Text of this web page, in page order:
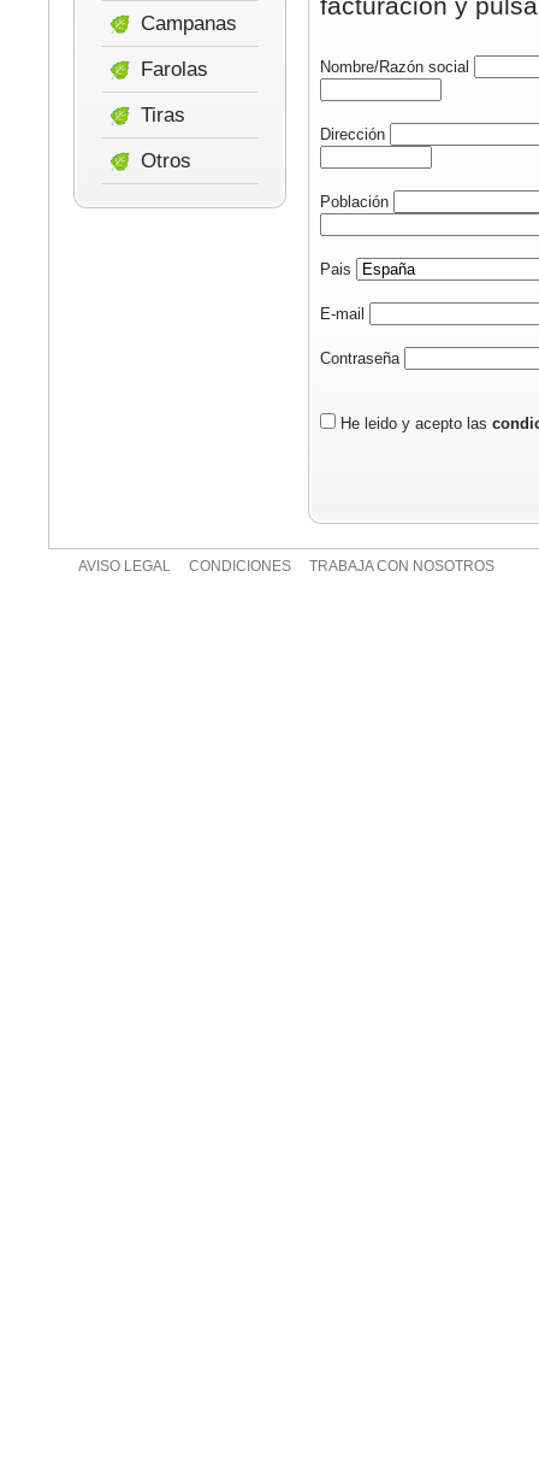
facturación y
Nombre/Razón social
Dirección
Población
Pais
E-mail
Contraseña
He leido y acepto las
Campanas
Farolas
Tiras
Otros
AVISO LEGAL CONDICIONES TRABAJA CON NOSOTROS